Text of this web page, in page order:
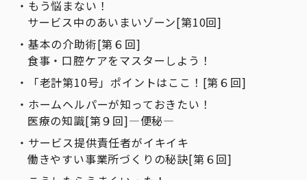
もう悩まない！
サービス中のあいまいゾーン[第10回]
基本の介助術[第６回]
食事・口腔ケアをマスターしよう！
「老計第10号」ポイントはここ！[第６回]
ホームヘルパーが知っておきたい！
医療の知識[第９回]―便秘―
サービス提供責任者がイキイキ
働きやすい事業所づくりの秘訣[第６回]